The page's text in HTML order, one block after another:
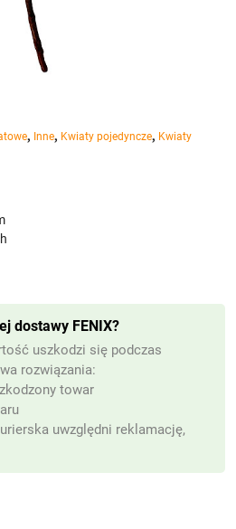
, Inne, Kwiaty pojedyncze, Kwiaty
dostawy FENIX?
uszkodzi się podczas
rozwiązania:
towar
uwzględni reklamację,